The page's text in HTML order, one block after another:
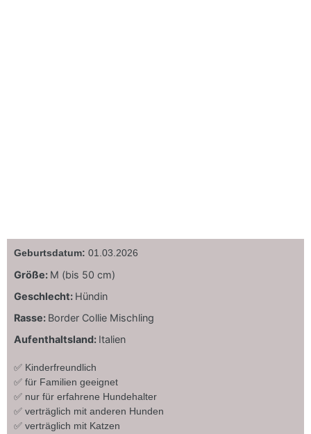
Geburtsdatum: 01.03.2026
Größe: M (bis 50 cm)
Geschlecht: Hündin
Rasse: Border Collie Mischling
Aufenthaltsland: Italien
✅ Kinderfreundlich
✅ für Familien geeignet
✅ nur für erfahrene Hundehalter
✅ verträglich mit anderen Hunden
✅ verträglich mit Katzen